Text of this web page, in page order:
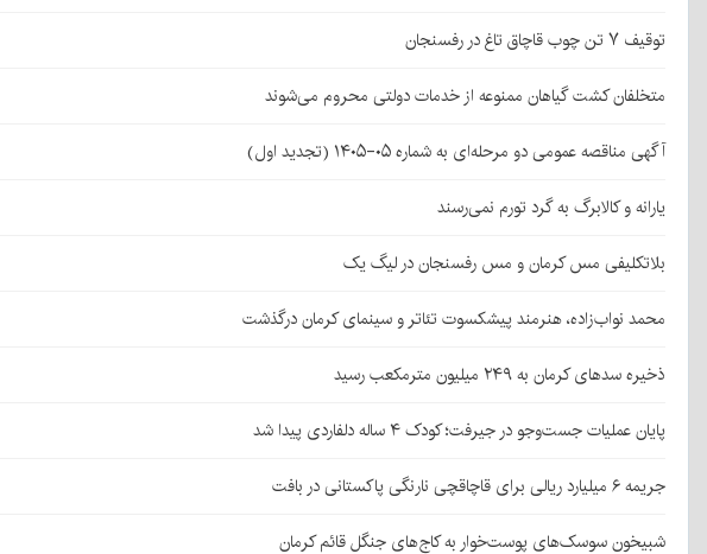
توقیف ۷ تن چوب قاچاق تاغ در رفسنجان
متخلفان کشت گیاهان ممنوعه از خدمات دولتی محروم می‌شوند
آگهی مناقصه عمومی دو مرحله‌ای به شماره ۰۵-۱۴۰۵ (تجدید اول)
یارانه و کالابرگ به گرد تورم نمی‌رسند
بلاتکلیفی مس کرمان و مس رفسنجان در لیگ یک
محمد نواب‌زاده، هنرمند پیشکسوت تئاتر و سینمای کرمان درگذشت
ذخیره سدهای کرمان به ۲۴۹ میلیون مترمکعب رسید
پایان عملیات جست‌وجو در جیرفت؛ کودک ۴ ساله دلفاردی پیدا شد
جریمه ۶ میلیارد ریالی برای قاچاقچی نارنگی پاکستانی در بافت
شبیخون سوسک‌های پوست‌خوار به کاج‌های جنگل قائم کرمان